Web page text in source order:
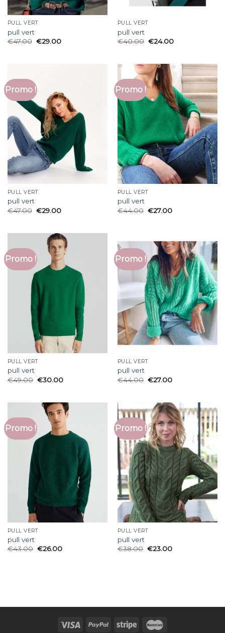
PULL VERT
pull vert
€47.00 €29.00
PULL VERT
pull vert
€40.00 €24.00
Promo !
PULL VERT
pull vert
€47.00 €29.00
Promo !
PULL VERT
pull vert
€44.00 €27.00
Promo !
PULL VERT
pull vert
€49.00 €30.00
Promo !
PULL VERT
pull vert
€44.00 €27.00
Promo !
PULL VERT
pull vert
€43.00 €26.00
Promo !
PULL VERT
pull vert
€38.00 €23.00